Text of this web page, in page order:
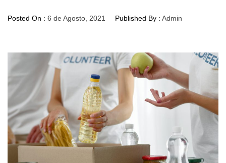
Posted On : 6 de Agosto, 2021 Published By : Admin